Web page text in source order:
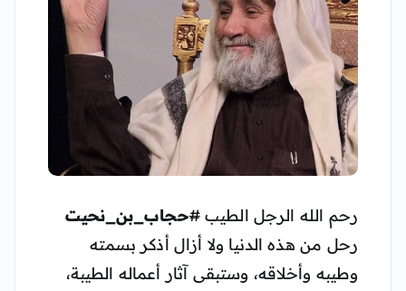
رحم الله الرجل الطيب#حجاب_بن_نحيت
رحل من هذه الدنيا ولا أزال أذكر بسمته
وطيبه وأخلاقه، وستبقى آثار أعماله الطيبة،